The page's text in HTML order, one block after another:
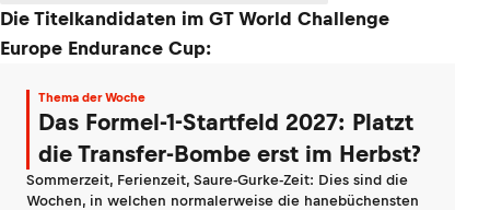
Die Titelkandidaten im GT World Challenge
Europe Endurance Cup:
Thema der Woche
Das Formel-1-Startfeld 2027: Platzt
die Transfer-Bombe erst im Herbst?
Sommerzeit, Ferienzeit, Saure-Gurke-Zeit: Dies sind die
Wochen, in welchen normalerweise die hanebüchensten